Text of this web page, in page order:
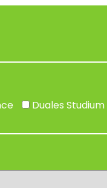
Duales Studium